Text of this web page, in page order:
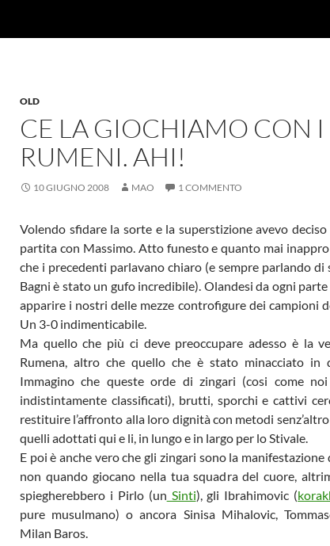
OLD
CE LA GIOCHIAMO CON I
RUMENI. AHI!
10 GIUGNO 2008 MAO 1 COMMENTO
Volendo sfidare la sorte e la superstizione avevo
partita con Massimo. Atto funesto e quanto mai
che i precedenti parlavano chiaro (e sempre parlando di
Bagni è stato un gufo incredibile). Olandesi da ogni
apparire i nostri delle mezze controfigure dei campioni
Un 3-0 indimenticabile.
Ma quello che più ci deve preoccupare adesso è la
Rumena, altro che quello che è stato minacciato in
Immagino che queste orde di zingari (cosi come
indistintamente classificati), brutti, sporchi e cattivi
restituire l’affronto alla loro dignità con metodi
quelli adottati qui e li, in lungo e in largo per lo Stivale.
E poi è anche vero che gli zingari sono la manifestazione
non quando giocano nella tua squadra del cuore,
spiegherebbero i Pirlo (un Sinti), gli Ibrahimovic (
pure musulmano) o ancora Sinisa Mihalovic,
Milan Baros.